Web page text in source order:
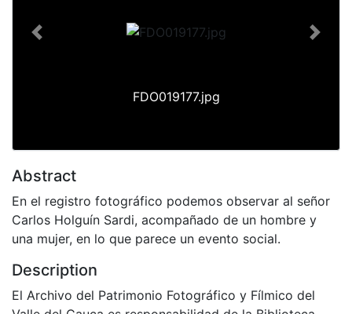
FDO019177.jpg
Previous Next
Abstract
En el registro fotográfico podemos observar al señor
Carlos Holguín Sardi, acompañado de un hombre y
una mujer, en lo que parece un evento social.
Description
El Archivo del Patrimonio Fotográfico y Fílmico del